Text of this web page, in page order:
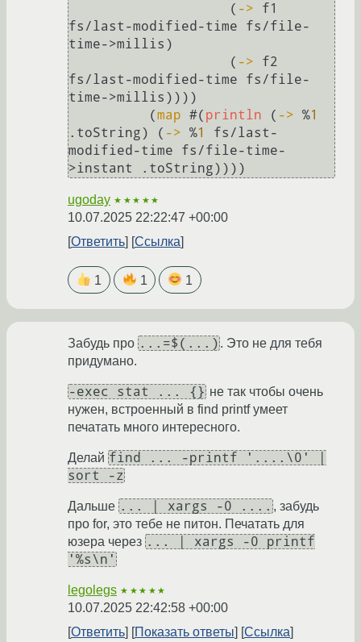
                    (
-> f1
fs/last-modified-time fs/file-
time->millis)
                    (
-> f2
fs/last-modified-time fs/file-
time->millis))))
          (
map #( println ( -> %1
.toString) ( -> %1
fs/last-
modified-time fs/file-time-
ugoday ★★★★★
10.07.2025 22:22:47 +00:00
Ответить
Ссылка
1 1 1
Забудь про ...=$(...) . Это не для тебя
придумано.
-exec stat ... {} не так чтобы очень
нужен, встроенный в find printf умеет
печатать много интересного.
Делай find ... -printf '....\0' |
sort -z
Дальше ... | xargs -0 .... , забудь
про for, это тебе не питон. Печатать для
юзера через ... | xargs -0 printf
'%s\n'
legolegs ★★★★★
10.07.2025 22:42:58 +00:00
Ответить
Показать ответы Ссылка